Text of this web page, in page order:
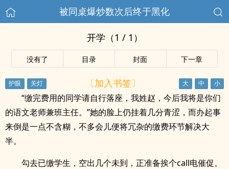
被同桌爆炒数次后终于黑化
开学（1 / 1）
没有了 目录 封面 下一章
〔加入书签〕
“缴完费用的同学请自行落座，我姓赵，今后我将是你们
的语文老师兼班主任。”她的脸上仍挂着几分青涩，而办起事
来倒是一点不含糊，不多会儿便将冗杂的缴费环节解决大
半。
勾去已缴学生，空出几个未到，正准备挨个call电催促。